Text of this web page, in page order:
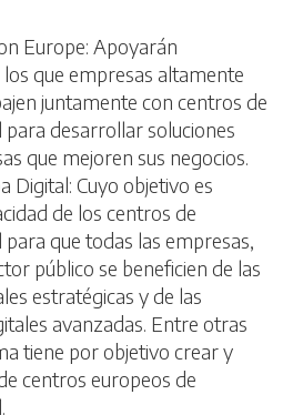
Europe: Apoyarán
que empresas altamente
juntamente con centros de
desarrollar soluciones
que mejoren sus negocios.
Digital: Cuyo objetivo es
de los centros de
que todas las empresas,
público se beneficien de las
estratégicas y de las
avanzadas. Entre otras
tiene por objetivo crear y
centros europeos de